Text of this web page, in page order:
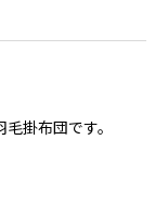
掛布団です。